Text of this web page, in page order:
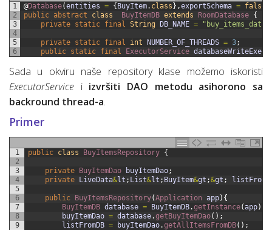
1
2
3
4
5
6
@Database(entities = {BuyItem. class} ,exportSchema = false
public abstract class BuyItemDB extends RoomDatabase {
private static final String DB_NAME =
private static final int NUMBER_OF_THREADS = 3;
public static final ExecutorService
Sada u okviru naše repository klase možemo iskoristi
ExecutorService i izvršiti DAO metodu asihorono sa
backround thread-a.
Primer
1
2
3
4
5
6
7
8
9
public class BuyItemsRepository {
private BuyItemDao buyItemDao;
private LiveData&lt ; List&lt ; BuyItem&gt ;&gt ;
public BuyItemsRepository(Application app) {
BuyItemDB database = BuyItemDB.getInstance(app)
buyItemDao = database.getBuyItemDao( ) ;
listFromDB = buyItemDao.getAllItemsFromDB( ) ;